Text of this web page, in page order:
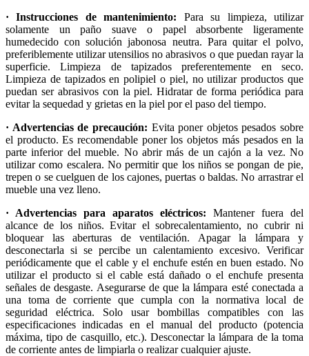
· Instrucciones de mantenimiento: Para su limpieza, utilizar
solamente un paño suave o papel absorbente ligeramente
humedecido con solución jabonosa neutra. Para quitar el polvo,
preferiblemente utilizar utensilios no abrasivos o que puedan rayar la
superficie. Limpieza de tapizados preferentemente en seco.
Limpieza de tapizados en polipiel o piel, no utilizar productos que
puedan ser abrasivos con la piel. Hidratar de forma periódica para
evitar la sequedad y grietas en la piel por el paso del tiempo.
· Advertencias de precaución: Evita poner objetos pesados sobre
el producto. Es recomendable poner los objetos más pesados en la
parte inferior del mueble. No abrir más de un cajón a la vez. No
utilizar como escalera. No permitir que los niños se pongan de pie,
trepen o se cuelguen de los cajones, puertas o baldas. No arrastrar el
mueble una vez lleno.
· Advertencias para aparatos eléctricos: Mantener fuera del
alcance de los niños. Evitar el sobrecalentamiento, no cubrir ni
bloquear las aberturas de ventilación. Apagar la lámpara y
desconectarla si se percibe un calentamiento excesivo. Verificar
periódicamente que el cable y el enchufe estén en buen estado. No
utilizar el producto si el cable está dañado o el enchufe presenta
señales de desgaste. Asegurarse de que la lámpara esté conectada a
una toma de corriente que cumpla con la normativa local de
seguridad eléctrica. Solo usar bombillas compatibles con las
especificaciones indicadas en el manual del producto (potencia
máxima, tipo de casquillo, etc.). Desconectar la lámpara de la toma
de corriente antes de limpiarla o realizar cualquier ajuste.